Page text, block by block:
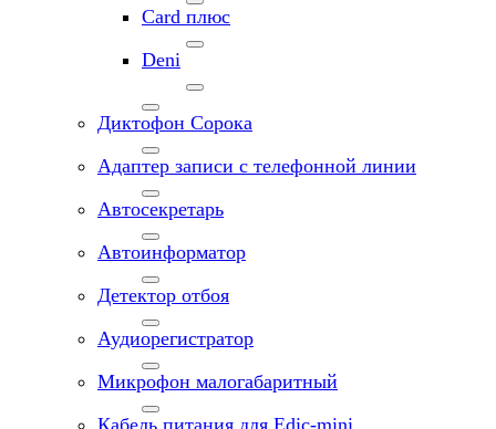
Card плюс
Deni
Диктофон Сорока
Адаптер записи с телефонной линии
Автосекретарь
Автоинформатор
Детектор отбоя
Аудиорегистратор
Микрофон малогабаритный
Кабель питания для Edic-mini